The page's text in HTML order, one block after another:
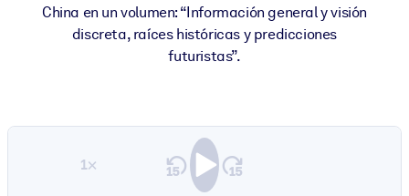
China en un volumen: “Información general y visión
discreta, raíces históricas y predicciones
futuristas”.
1×